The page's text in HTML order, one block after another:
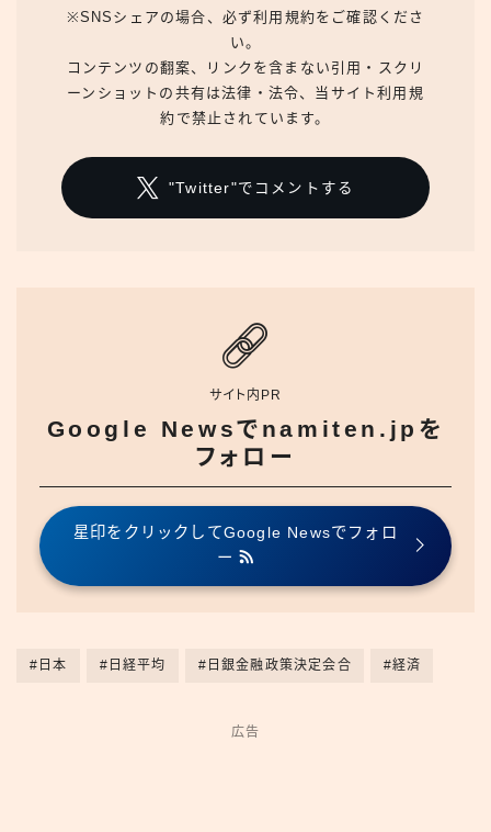
※SNSシェアの場合、必ず利用規約をご確認くださ
い。
コンテンツの翻案、リンクを含まない引用・スクリ
ーンショットの共有は法律・法令、当サイト利用規
約で禁止されています。
"Twitter"でコメントする
サイト内PR
Google Newsでnamiten.jpを
フォロー
星印をクリックしてGoogle Newsでフォロ
ー
#日本 #日経平均 #日銀金融政策決定会合 #経済
広告